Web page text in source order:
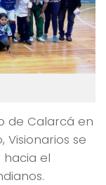
de Calarcá en
Visionarios se
el